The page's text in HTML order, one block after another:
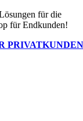
für die
für Endkunden!
PRIVATKUNDEN